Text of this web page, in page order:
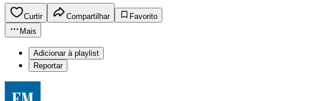
Curtir Compartilhar
Favorito
Mais
Adicionar à playlist
Reportar